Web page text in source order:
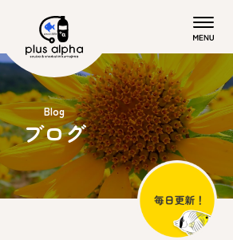
Blog
ブログ